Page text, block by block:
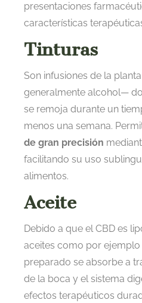
presentaciones
características
Tinturas
Son infusiones de la
generalmente alcohol—
se remoja durante un
menos una semana.
de gran precisión
facilitando su uso
alimentos.
Aceite
Debido a que el CBD es
aceites como por
preparado se absorbe a
de la boca y el sistema
efectos terapéuticos